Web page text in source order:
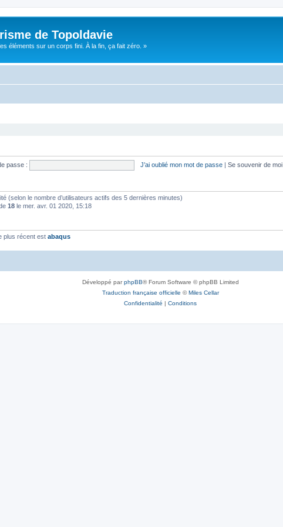
de Topoldavie
éléments sur un corps fini. À la fin, ça fait zéro. »
passe : J’ai oublié mon mot de passe | Se souvenir de moi
(selon le nombre d’utilisateurs actifs des 5 dernières minutes)
18 le mer. avr. 01 2020, 15:18
plus récent est abaqus
Développé parphpBB® Forum Software © phpBB Limited
Traduction française officielle ©Miles Cellar
Confidentialité | Conditions